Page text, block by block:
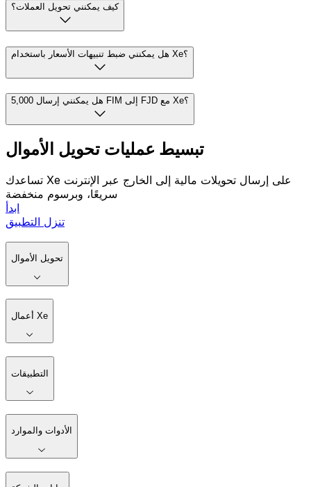
كيف يمكنني تحويل العملات؟
هل يمكنني ضبط تنبيهات الأسعار باستخدام Xe؟
هل يمكنني إرسال 5,000 FIM إلى FJD مع Xe؟
تبسيط عمليات تحويل الأموال
تساعدك Xe على إرسال تحويلات مالية إلى الخارج عبر الإنترنت
سريعًا، وبرسوم منخفضة
ابدأ
تنزل التطبيق
تحويل الأموال
أعمال Xe
التطبيقات
الأدوات والموارد